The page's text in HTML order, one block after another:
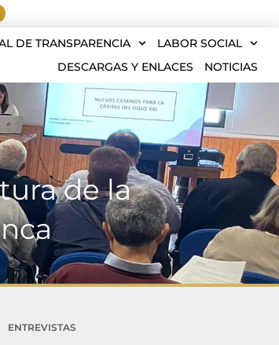
DE TRANSPARENCIA
LABOR SOCIAL
DESCARGAS Y ENLACES
NOTICIAS
de la
ENTREVISTAS